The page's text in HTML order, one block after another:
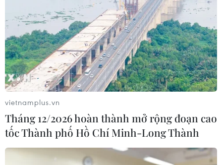
vietnamplus.vn
Tháng 12/2026 hoàn thành mở rộng đoạn cao
tốc Thành phố Hồ Chí Minh-Long Thành